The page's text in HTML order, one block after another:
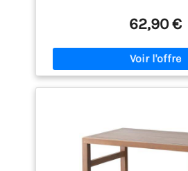
ranger serviettes, produits
de nettoyage en toute organisation
VOTRE ESPACE : Cette étagère
l'intérieur comme l'extérieur,
de stockage. La porte à
colonne de salle de bain
est résistant à l'humidité,
durabilité et une robustesse
nécessiter de remplacement
62,90 €